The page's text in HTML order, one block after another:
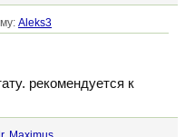
Aleks3
рекомендуется к